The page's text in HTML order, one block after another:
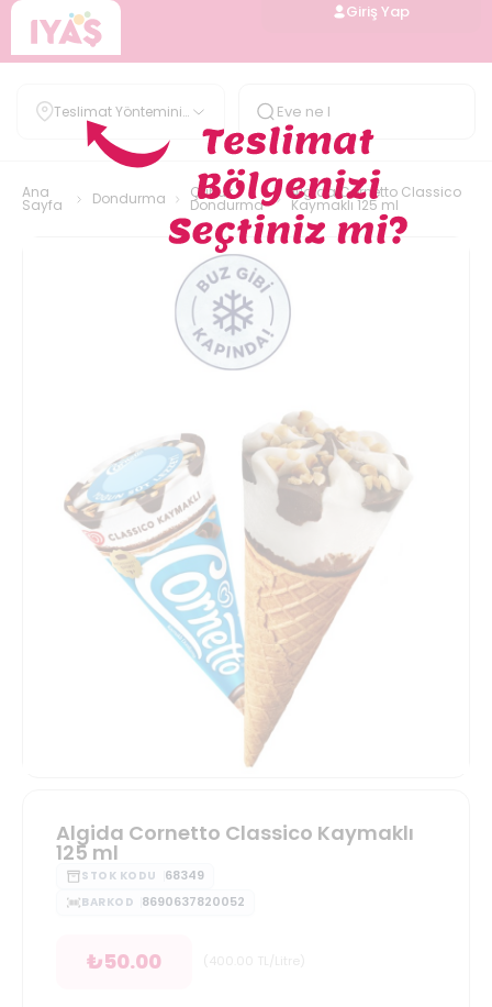
Giriş Yap
Teslimat Yöntemini
Belirle
Ana
Sayfa Dondurma Çubuk
Dondurma
Algida Cornetto Classico
Kaymaklı 125 ml
Algida Cornetto Classico Kaymaklı
125 ml
STOK KODU 68349
BARKOD 8690637820052
₺50.00